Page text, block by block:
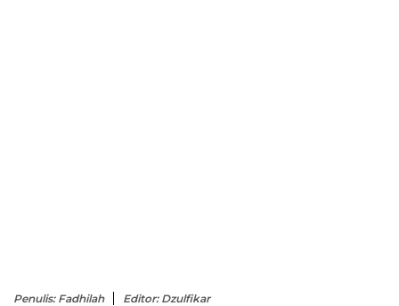
Penulis: Fadhilah Editor: Dzulfikar